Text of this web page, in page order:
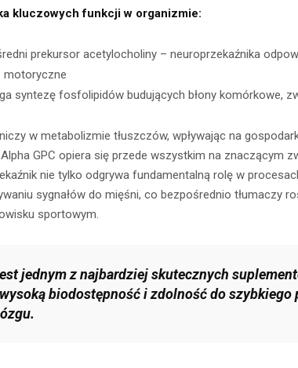
kluczowych funkcji w organizmie:
prekursor acetylocholiny – neuroprzekaźnika
motoryczne
syntezę fosfolipidów budujących błony komórkowe,
w metabolizmie tłuszczów, wpływając na
Alpha GPC opiera się przede wszystkim na znaczącym
nie tylko odgrywa fundamentalną rolę w
sygnałów do mięśni, co bezpośrednio tłumaczy
sportowym.
jednym z najbardziej skutecznych
biodostępność i zdolność do
CZYTAJ DALEJ